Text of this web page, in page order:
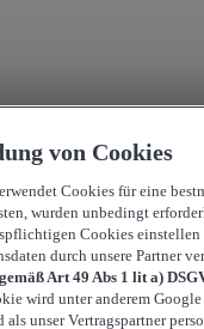
von Cookies
Cookies für eine
wurden unbedingt
Cookies einstellen
durch unsere Partner
Art 49 Abs 1 lit a)
wird unter anderem
als unser Vertragspartner